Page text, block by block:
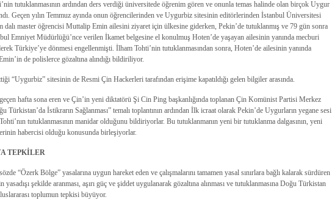
tutuklanmasının ardından ders verdiği üniversitede öğrenim gören ve onunla temas halinde olan birçok Uygur
Geçen yılın Temmuz ayında onun öğrencilerinden ve Uygurbiz sitesinin editörlerinden İstanbul Üniversitesi
dalı master öğrencisi Muttalip Emin ailesini ziyaret için ülkesine giderken, Pekin’de tutuklanmış ve 79 gün sonra
Emniyet Müdürlüğü’nce verilen İkamet belgesine el konulmuş Hoten’de yaşayan ailesinin yanında mecburi
Türkiye’ye dönmesi engellenmişti. İlham Tohti’nin tutuklanmasından sonra, Hoten’de ailesinin yanında
de polislerce gözaltına alındığı bildiriliyor.
“Uygurbiz” sitesinin de Resmi Çin Hackerleri tarafından erişime kapatıldığı gelen bilgiler arasında.
hafta sona eren ve Çin’in yeni diktatörü Şi Cin Ping başkanlığında toplanan Çin Komünist Partisi Merkez
Türkistan’da İstikrarın Sağlanması” temalı toplantının ardından İlk icraat olarak Pekin’de Uygurların yegane sesi
tutuklanmasının manidar olduğunu bildiriyorlar. Bu tutuklanmanın yeni bir tutuklanma dalgasının, yeni
habercisi olduğu konusunda birleşiyorlar.
TEPKİLER
“Özerk Bölge” yasalarına uygun hareket eden ve çalışmalarını tamamen yasal sınırlara bağlı kalarak sürdüren
şekilde aranması, aşırı güç ve şiddet uygulanarak gözaltına alınması ve tutuklanmasına Doğu Türkistan
toplumun tepkisi büyüyor.